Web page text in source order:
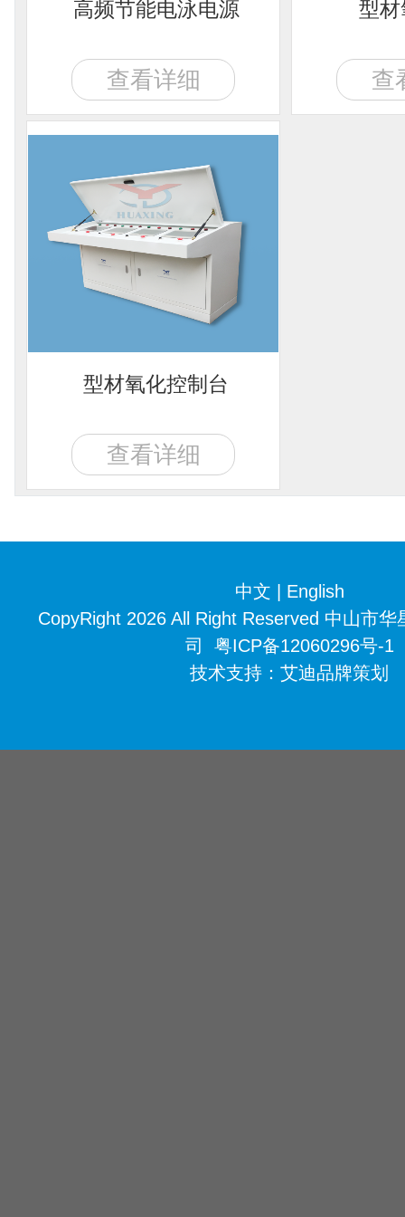
高频节能电泳电源
查看详细
型
查
型材氧化控制台
查看详细
中文
English
CopyRight 2026 All Right Reserved 中山市华
司 粤ICP备12060296号-1
技术支持： 艾迪品牌策划